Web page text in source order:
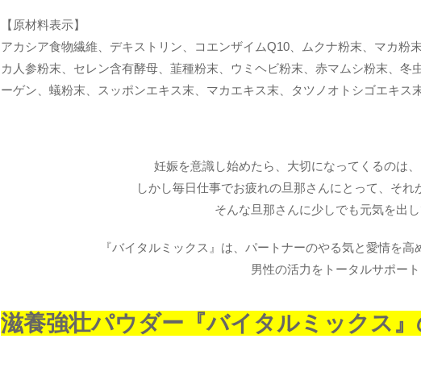
【原材料表示】
アカシア食物繊維、デキストリン、コエンザイムQ10、ムクナ粉末、マカ粉
カ人参粉末、セレン含有酵母、韮種粉末、ウミヘビ粉末、赤マムシ粉末、
ーゲン、蟻粉末、スッポンエキス末、マカエキス末、タツノオトシゴエキス
妊娠を意識し始めたら、大切になってくるのは
しかし毎日仕事でお疲れの旦那さんにとって、それ
そんな旦那さんに少しでも元気を出し
『バイタルミックス』は、パートナーのやる気と愛情を
男性の活力をトータルサポート
滋養強壮パウダー『バイタルミックス